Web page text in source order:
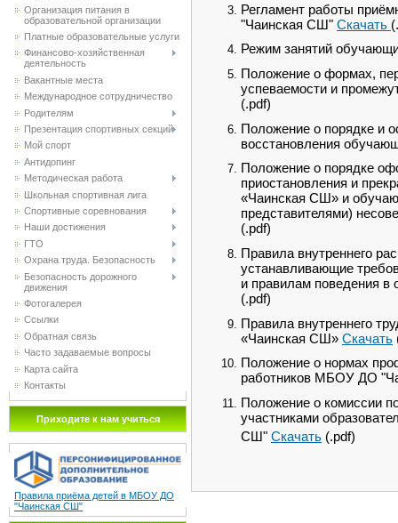
Организация питания в
образовательной организации
Платные образовательные услуги
Финансово-хозяйственная
деятельность
Вакантные места
Международное сотрудничество
Родителям
Презентация спортивных секций
Мой спорт
Антидопинг
Методическая работа
Школьная спортивная лига
Спортивные соревнования
Наши достижения
ГТО
Охрана труда. Безопасность
Безопасность дорожного
движения
Фотогалерея
Ссылки
Обратная связь
Часто задаваемые вопросы
Карта сайта
Контакты
Приходите к нам учиться
Правила приёма детей в МБОУ ДО
"Чаинская СШ"
Регламент работы
"Чаинская СШ" Скачать
Режим занятий
Положение о формах,
успеваемости и
(.pdf)
Положение о порядке и
восстановления
Положение о порядке
приостановления и
«Чаинская СШ» и
представителями)
(.pdf)
Правила внутреннего
устанавливающие
и правилам поведения в
(.pdf)
Правила внутреннего
«Чаинская СШ» Скачать
Положение о нормах
работников МБОУ ДО
Положение о комиссии
участниками
СШ" Скачать (.pdf)